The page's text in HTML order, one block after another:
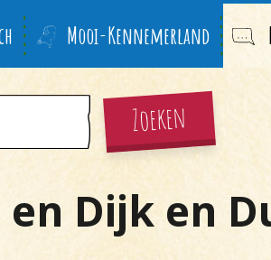
Mooi-Kennemerland
Zoeken
Dijk en